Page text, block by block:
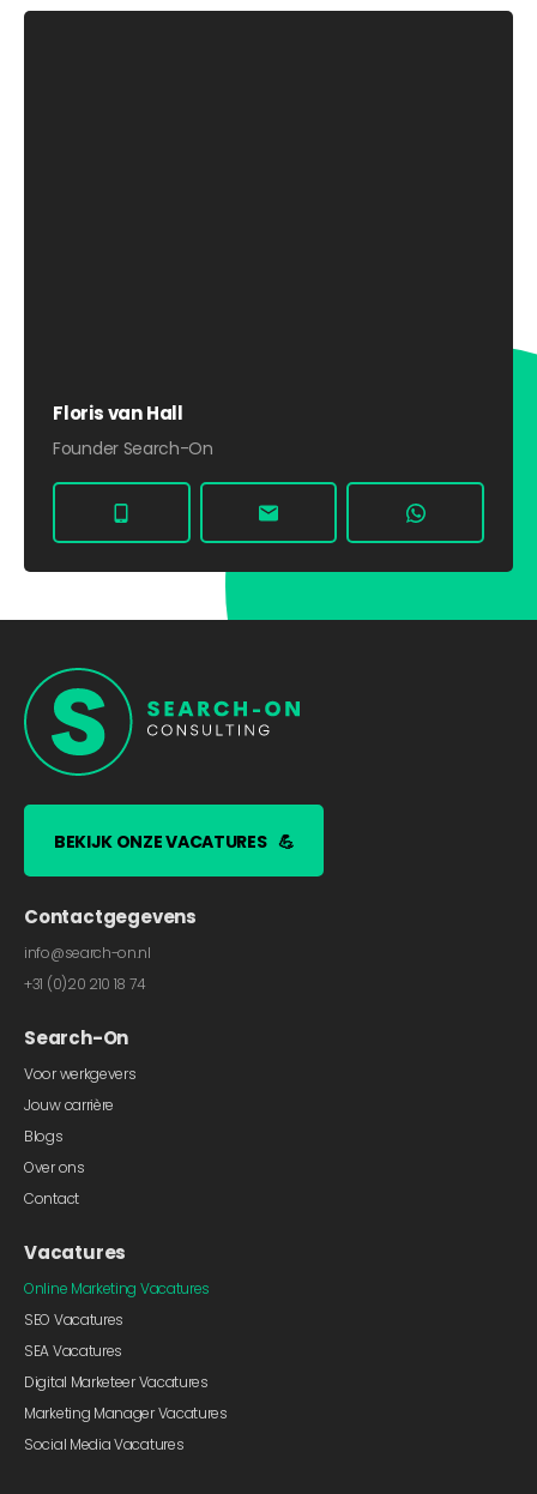
Floris van Hall
Founder Search-On
BEKIJK ONZE VACATURES 💪
Contactgegevens
info@search-on.nl
+31 (0)20 210 18 74
Search-On
Voor werkgevers
Jouw carrière
Blogs
Over ons
Contact
Vacatures
Online Marketing Vacatures
SEO Vacatures
SEA Vacatures
Digital Marketeer Vacatures
Marketing Manager Vacatures
Social Media Vacatures